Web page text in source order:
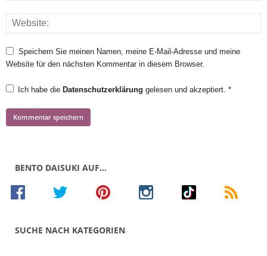
Speichern Sie meinen Namen, meine E-Mail-Adresse und meine
Website für den nächsten Kommentar in diesem Browser.
Ich habe die Datenschutzerklärung gelesen und akzeptiert. *
BENTO DAISUKI AUF…
SUCHE NACH KATEGORIEN